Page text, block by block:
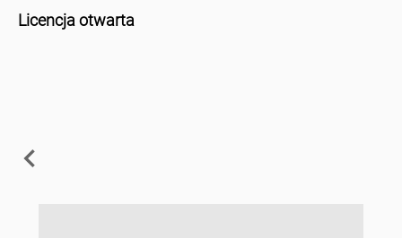
Licencja otwarta